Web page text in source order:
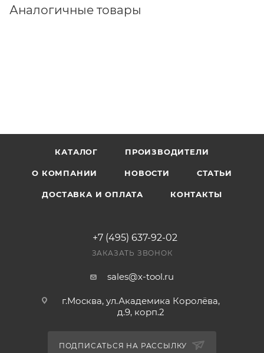
Аналогичные товары
КАТАЛОГ ПРОИЗВОДИТЕЛИ
О КОМПАНИИ НОВОСТИ СТАТЬИ
ДОСТАВКА И ОПЛАТА КОНТАКТЫ
+7 (495) 637-92-02
ЗАКАЗАТЬ ЗВОНОК
sales@x-tool.ru
г.Москва, ул.Академика Королёва,
д.9, корп.2
ПОДПИСАТЬСЯ НА РАССЫЛКУ